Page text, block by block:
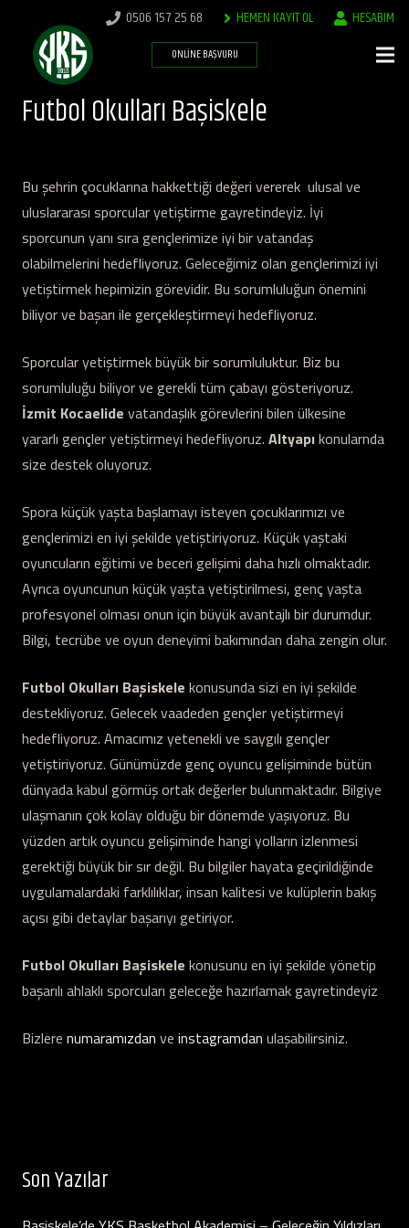
0506 157 25 68 HEMEN KAYIT OL HESABIM
ONLINE BAŞVURU
Futbol Okulları Başiskele
Bu şehrin çocuklarına hakkettiği değeri vererek ulusal ve
uluslararası sporcular yetiştirme gayretindeyiz. İyi
sporcunun yanı sıra gençlerimize iyi bir vatandaş
olabilmelerini hedefliyoruz. Geleceğimiz olan gençlerimizi iyi
yetiştirmek hepimizin görevidir. Bu sorumluluğun önemini
biliyor ve başarı ile gerçekleştirmeyi hedefliyoruz.
Sporcular yetiştirmek büyük bir sorumluluktur. Biz bu
sorumluluğu biliyor ve gerekli tüm çabayı gösteriyoruz.
İzmit Kocaelide vatandaşlık görevlerini bilen ülkesine
yararlı gençler yetiştirmeyi hedefliyoruz. Altyapıkonularnda
size destek oluyoruz.
Spora küçük yaşta başlamayı isteyen çocuklarımızı ve
gençlerimizi en iyi şekilde yetiştiriyoruz. Küçük yaştaki
oyuncuların eğitimi ve beceri gelişimi daha hızlı olmaktadır.
Ayrıca oyuncunun küçük yaşta yetiştirilmesi, genç yaşta
profesyonel olması onun için büyük avantajlı bir durumdur.
Bilgi, tecrübe ve oyun deneyimi bakımından daha zengin olur.
Futbol Okulları Başiskele konusunda sizi en iyi şekilde
destekliyoruz. Gelecek vaadeden gençler yetiştirmeyi
hedefliyoruz. Amacımız yetenekli ve saygılı gençler
yetiştiriyoruz. Günümüzde genç oyuncu gelişiminde bütün
dünyada kabul görmüş ortak değerler bulunmaktadır. Bilgiye
ulaşmanın çok kolay olduğu bir dönemde yaşıyoruz. Bu
yüzden artık oyuncu gelişiminde hangi yolların izlenmesi
gerektiği büyük bir sır değil. Bu bilgiler hayata geçirildiğinde
uygulamalardaki farklılıklar, insan kalitesi ve kulüplerin bakış
açısı gibi detaylar başarıyı getiriyor.
Futbol Okulları Başiskele konusunu en iyi şekilde yönetip
başarılı ahlaklı sporcuları geleceğe hazırlamak gayretindeyiz
Bizlere numaramızdan ve instagramdan ulaşabilirsiniz.
Son Yazılar